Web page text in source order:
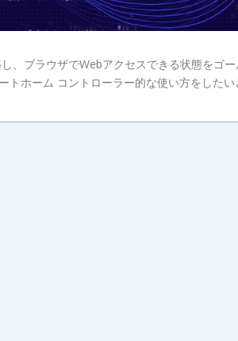
、ブラウザでWebアクセスできる状態をゴ
トホーム コントローラー的な使い方をしたい